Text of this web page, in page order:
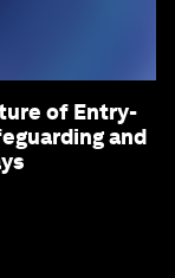
of Entry-
and